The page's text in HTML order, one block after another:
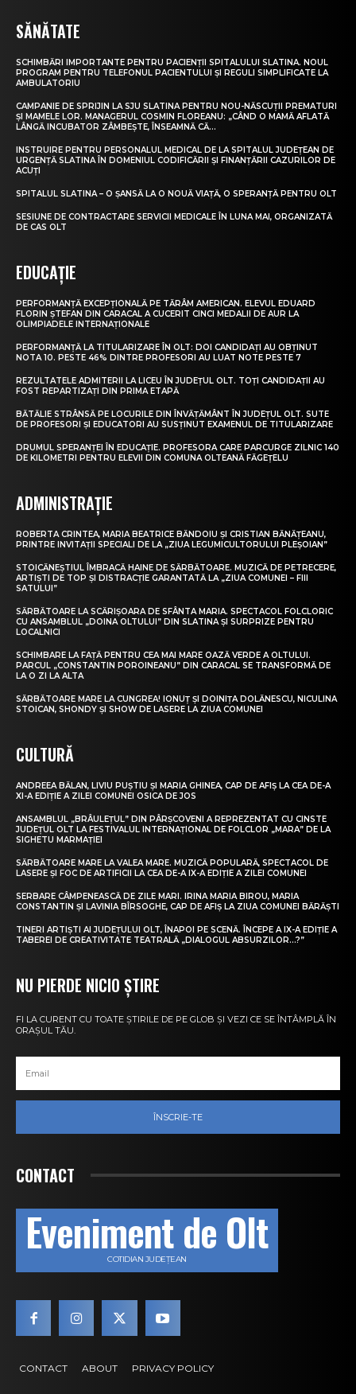
SĂNĂTATE
SCHIMBĂRI IMPORTANTE PENTRU PACIENȚII SPITALULUI SLATINA. NOUL
PROGRAM PENTRU TELEFONUL PACIENTULUI ȘI REGULI SIMPLIFICATE LA
AMBULATORIU
CAMPANIE DE SPRIJIN LA SJU SLATINA PENTRU NOU-NĂSCUȚII PREMATURI
ȘI MAMELE LOR. MANAGERUL COSMIN FLOREANU: „CÂND O MAMĂ AFLATĂ
LÂNGĂ INCUBATOR ZÂMBEȘTE, ÎNSEAMNĂ CĂ...
INSTRUIRE PENTRU PERSONALUL MEDICAL DE LA SPITALUL JUDEȚEAN DE
URGENȚĂ SLATINA ÎN DOMENIUL CODIFICĂRII ȘI FINANȚĂRII CAZURILOR DE
ACUȚI
SPITALUL SLATINA – O ȘANSĂ LA O NOUĂ VIAȚĂ, O SPERANȚĂ PENTRU OLT
SESIUNE DE CONTRACTARE SERVICII MEDICALE ÎN LUNA MAI, ORGANIZATĂ
DE CAS OLT
EDUCAȚIE
PERFORMANȚĂ EXCEPȚIONALĂ PE TĂRÂM AMERICAN. ELEVUL EDUARD
FLORIN ȘTEFAN DIN CARACAL A CUCERIT CINCI MEDALII DE AUR LA
OLIMPIADELE INTERNAȚIONALE
PERFORMANȚĂ LA TITULARIZARE ÎN OLT: DOI CANDIDAȚI AU OBȚINUT
NOTA 10. PESTE 46% DINTRE PROFESORI AU LUAT NOTE PESTE 7
REZULTATELE ADMITERII LA LICEU ÎN JUDEȚUL OLT. TOȚI CANDIDAȚII AU
FOST REPARTIZAȚI DIN PRIMA ETAPĂ
BĂTĂLIE STRÂNSĂ PE LOCURILE DIN ÎNVĂȚĂMÂNT ÎN JUDEȚUL OLT. SUTE
DE PROFESORI ȘI EDUCATORI AU SUSȚINUT EXAMENUL DE TITULARIZARE
DRUMUL SPERANȚEI ÎN EDUCAȚIE. PROFESORA CARE PARCURGE ZILNIC 140
DE KILOMETRI PENTRU ELEVII DIN COMUNA OLTEANĂ FĂGEȚELU
ADMINISTRAȚIE
ROBERTA CRINTEA, MARIA BEATRICE BĂNDOIU ȘI CRISTIAN BĂNĂȚEANU,
PRINTRE INVITAȚII SPECIALI DE LA „ZIUA LEGUMICULTORULUI PLEȘOIAN”
STOICĂNEȘTIUL ÎMBRACĂ HAINE DE SĂRBĂTOARE. MUZICĂ DE PETRECERE,
ARTIȘTI DE TOP ȘI DISTRACȚIE GARANTATĂ LA „ZIUA COMUNEI – FIII
SATULUI”
SĂRBĂTOARE LA SCĂRIȘOARA DE SFÂNTA MARIA. SPECTACOL FOLCLORIC
CU ANSAMBLUL „DOINA OLTULUI” DIN SLATINA ȘI SURPRIZE PENTRU
LOCALNICI
SCHIMBARE LA FAȚĂ PENTRU CEA MAI MARE OAZĂ VERDE A OLTULUI.
PARCUL „CONSTANTIN POROINEANU” DIN CARACAL SE TRANSFORMĂ DE
LA O ZI LA ALTA
SĂRBĂTOARE MARE LA CUNGREA! IONUȚ ȘI DOINIȚA DOLĂNESCU, NICULINA
STOICAN, SHONDY ȘI SHOW DE LASERE LA ZIUA COMUNEI
CULTURĂ
ANDREEA BĂLAN, LIVIU PUȘTIU ȘI MARIA GHINEA, CAP DE AFIȘ LA CEA DE-A
XI-A EDIȚIE A ZILEI COMUNEI OSICA DE JOS
ANSAMBLUL „BRÂULEȚUL” DIN PÂRȘCOVENI A REPREZENTAT CU CINSTE
JUDEȚUL OLT LA FESTIVALUL INTERNAȚIONAL DE FOLCLOR „MARA” DE LA
SIGHETU MARMAȚIEI
SĂRBĂTOARE MARE LA VALEA MARE. MUZICĂ POPULARĂ, SPECTACOL DE
LASERE ȘI FOC DE ARTIFICII LA CEA DE-A IX-A EDIȚIE A ZILEI COMUNEI
SERBARE CÂMPENEASCĂ DE ZILE MARI. IRINA MARIA BIROU, MARIA
CONSTANTIN ȘI LAVINIA BÎRSOGHE, CAP DE AFIȘ LA ZIUA COMUNEI BĂRĂȘTI
TINERI ARTIȘTI AI JUDEȚULUI OLT, ÎNAPOI PE SCENĂ. ÎNCEPE A IX-A EDIȚIE A
TABEREI DE CREATIVITATE TEATRALĂ „DIALOGUL ABSURZILOR…?”
NU PIERDE NICIO ȘTIRE
FI LA CURENT CU TOATE ȘTIRILE DE PE GLOB ȘI VEZI CE SE ÎNTÂMPLĂ ÎN
ORAȘUL TĂU.
ÎNSCRIE-TE
CONTACT
Eveniment de Olt
COTIDIAN JUDEȚEAN
CONTACT ABOUT PRIVACY POLICY